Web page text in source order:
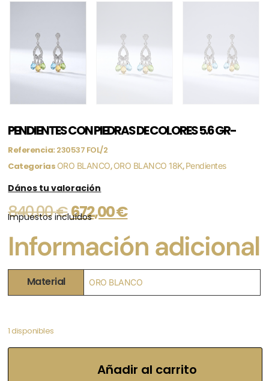
PENDIENTES CON PIEDRAS DE COLORES 5.6 GR-
Referencia: 230537 FOL/2
Categorías ORO BLANCO,ORO BLANCO 18K,Pendientes
Dános tu valoración
840,00€672,00€
Impuestos incluídos
Información adicional
Material ORO BLANCO
1 disponibles
Añadir al carrito